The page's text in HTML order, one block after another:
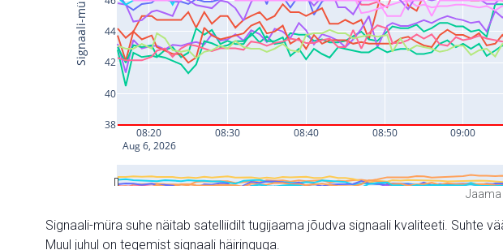
Jaama
Signaali-müra suhe näitab satelliidilt tugijaama jõudva signaali kvaliteeti. Suhte
Muul juhul on tegemist signaali häiringuga.